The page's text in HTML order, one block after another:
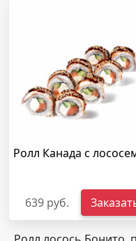
Ролл Канада с
639 руб.